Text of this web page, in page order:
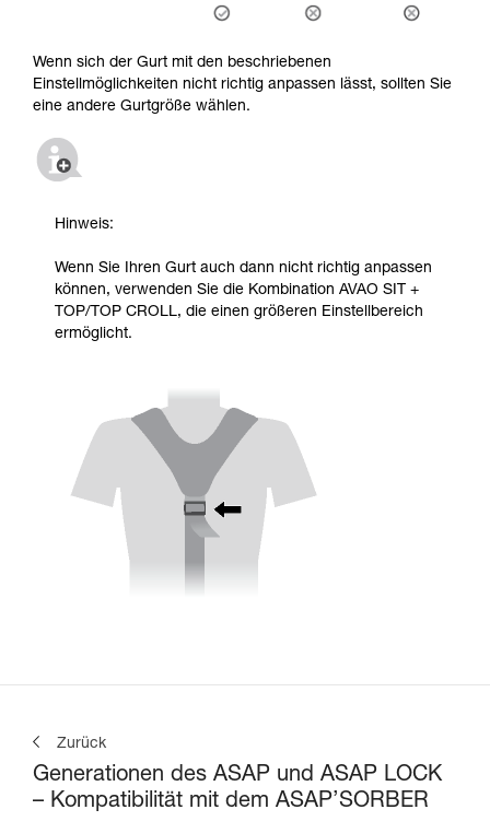
Wenn sich der Gurt mit den beschriebenen
Einstellmöglichkeiten nicht richtig anpassen lässt, sollten Sie
eine andere Gurtgröße wählen.
Hinweis:
Wenn Sie Ihren Gurt auch dann nicht richtig anpassen
können, verwenden Sie die Kombination AVAO SIT +
TOP/TOP CROLL, die einen größeren Einstellbereich
ermöglicht.
Zurück
Generationen des ASAP und ASAP LOCK
– Kompatibilität mit dem ASAP’SORBER